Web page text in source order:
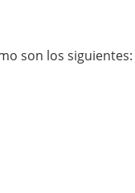
son los siguientes: